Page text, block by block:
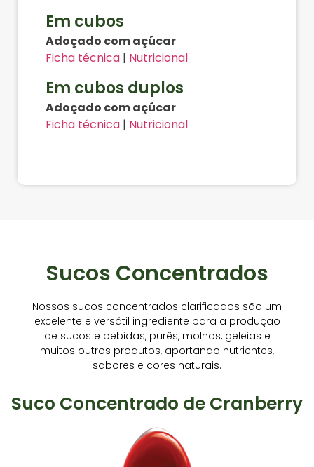
Em cubos
Adoçado com açúcar
Ficha técnica | Nutricional
Em cubos duplos
Adoçado com açúcar
Ficha técnica | Nutricional
Sucos Concentrados
Nossos sucos concentrados clarificados são um
excelente e versátil ingrediente para a produção
de sucos e bebidas, purês, molhos, geleias e
muitos outros produtos, aportando nutrientes,
sabores e cores naturais.
Suco Concentrado de Cranberry